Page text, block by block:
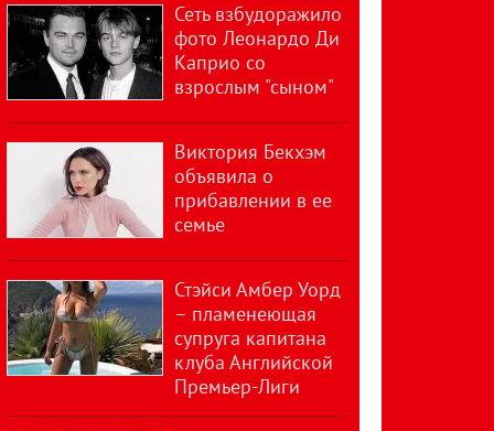
Сеть взбудоражило
фото Леонардо Ди
Каприо со
взрослым "сыном"
Виктория Бекхэм
объявила о
прибавлении в ее
семье
Стэйси Амбер Уорд
– пламенеющая
супруга капитана
клуба Английской
Премьер-Лиги